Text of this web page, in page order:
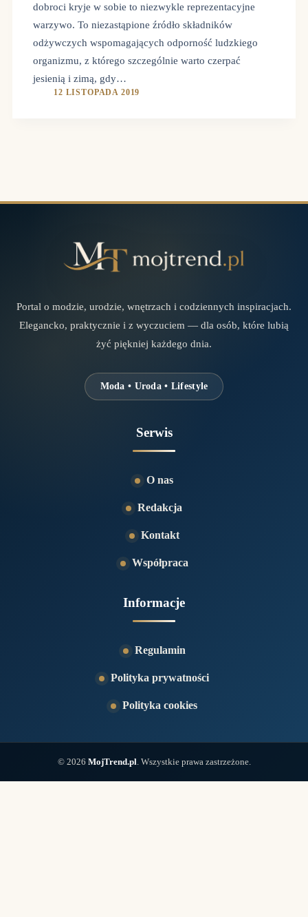
dobroci kryje w sobie to niezwykle reprezentacyjne
warzywo. To niezastąpione źródło składników
odżywczych wspomagających odporność ludzkiego
organizmu, z którego szczególnie warto czerpać
jesienią i zimą, gdy…
12 LISTOPADA 2019
Portal o modzie, urodzie, wnętrzach i codziennych inspiracjach.
Elegancko, praktycznie i z wyczuciem — dla osób, które lubią
żyć piękniej każdego dnia.
Moda • Uroda • Lifestyle
Serwis
O nas
Redakcja
Kontakt
Współpraca
Informacje
Regulamin
Polityka prywatności
Polityka cookies
© 2026 MojTrend.pl . Wszystkie prawa zastrzeżone.